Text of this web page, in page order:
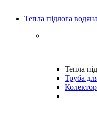
Тепла підлога водяна
Тепла
Труба